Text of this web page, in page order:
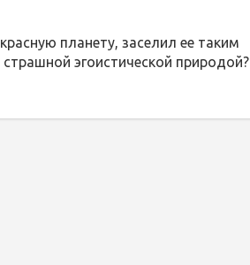
планету, заселил ее таким
эгоистической природой?